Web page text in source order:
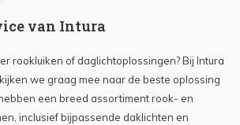
van Intura
rookluiken of daglichtoplossingen? Bij Intura
we graag mee naar de beste oplossing
een breed assortiment rook- en
inclusief bijpassende daklichten en